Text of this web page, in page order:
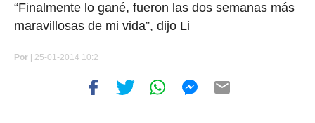
“Finalmente lo gané, fueron las dos semanas más
maravillosas de mi vida”, dijo Li
Por 25-01-2014 10:2